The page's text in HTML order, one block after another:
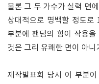
물론 그 두 가수가 실력 면
상대적으로 명백할 정도로
부분에 팬덤의 힘이 작용
것은 그리 유쾌한 면이 아
제작발표회 당시 이 부분